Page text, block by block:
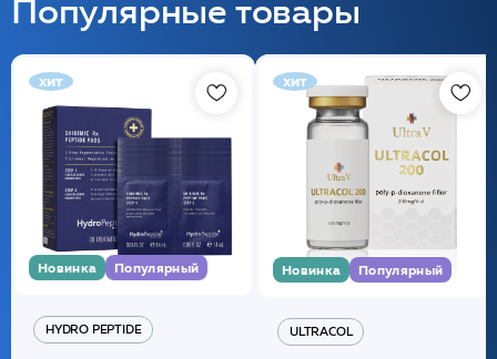
Популярные товары
хит
Новинка Популярный
HYDRO PEPTIDE
хит
Новинка Популярный
ULTRACOL